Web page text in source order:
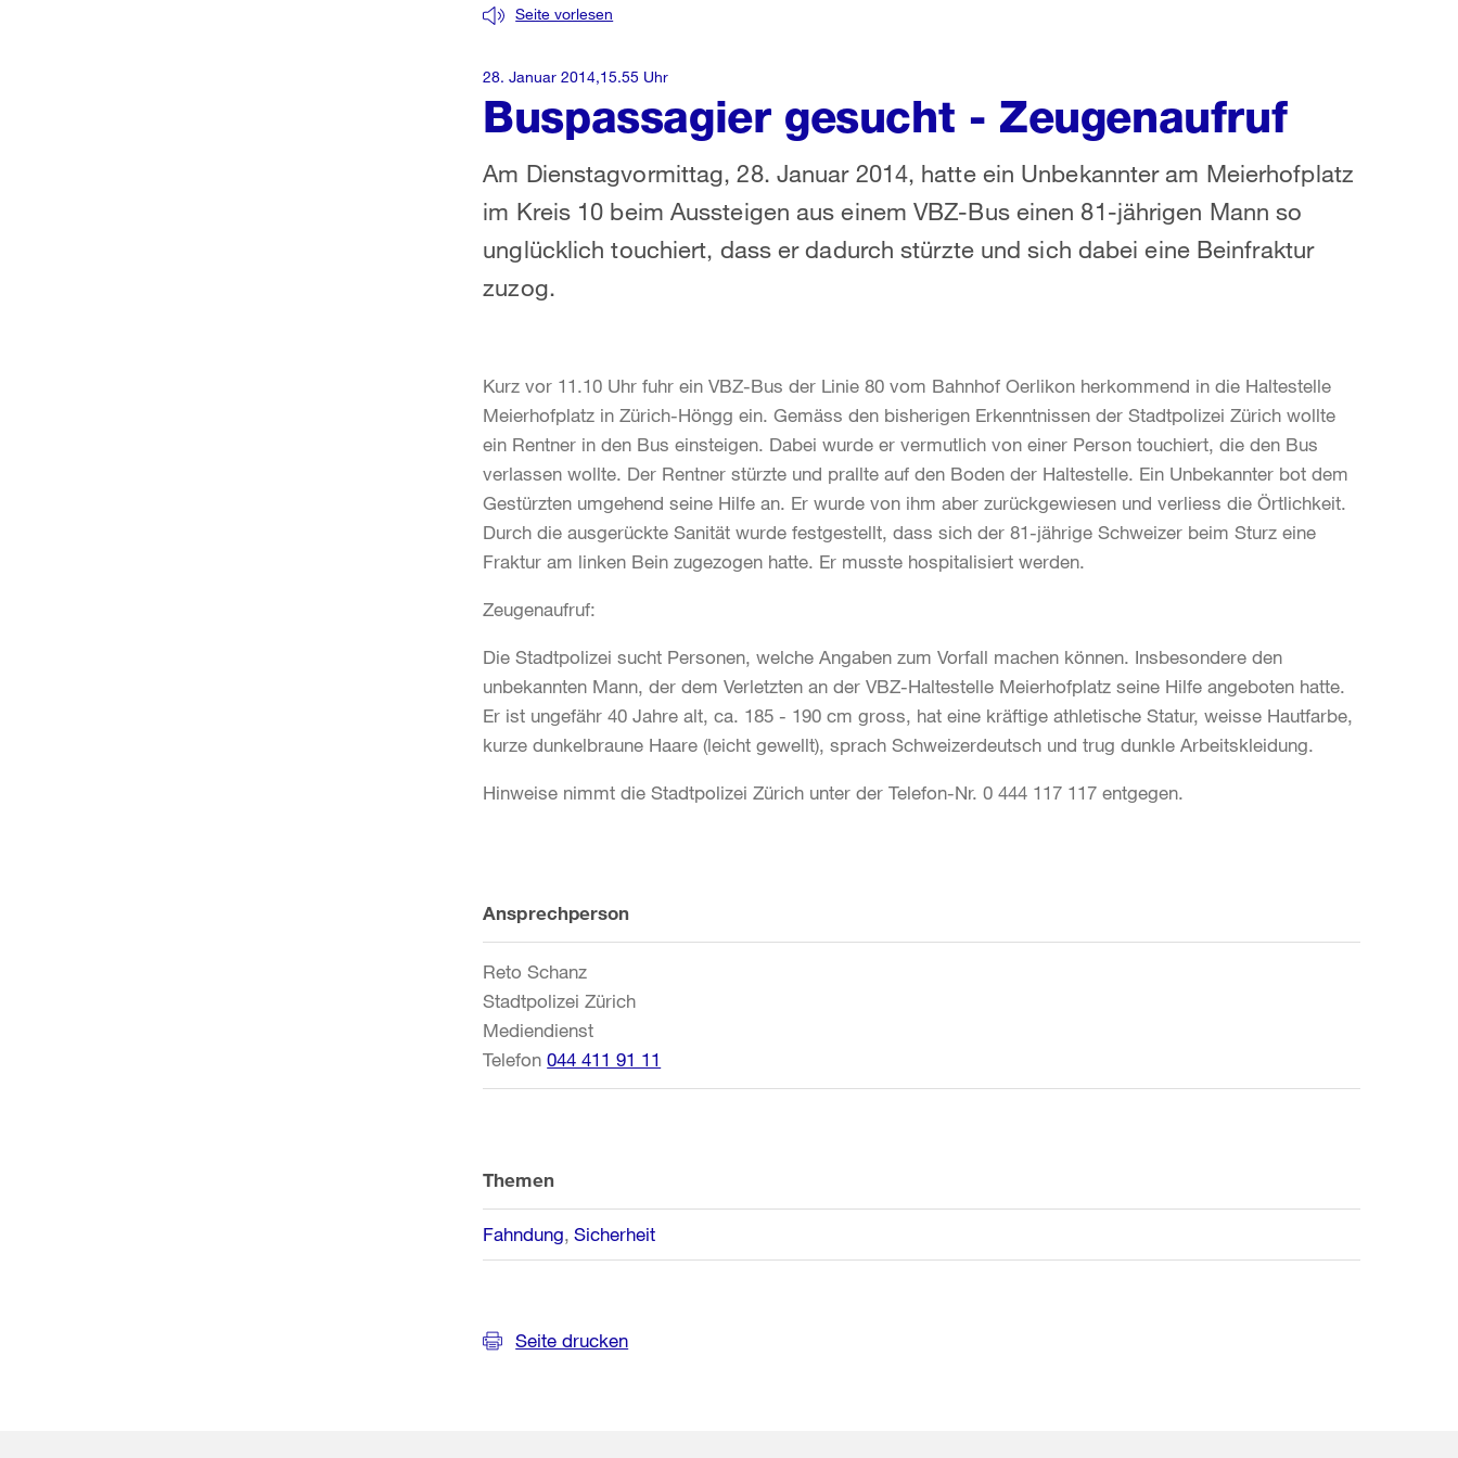
Buspassagier gesucht - Zeugenaufruf
Seite vorlesen
Am Dienstagvormittag, 28. Januar 2014, hatte ein Unbekannter am Meierhofplatz
im Kreis 10 beim Aussteigen aus einem VBZ-Bus einen 81-jährigen Mann so
unglücklich touchiert, dass er dadurch stürzte und sich dabei eine Beinfraktur
zuzog.
28. Januar 2014,15.55 Uhr
Kurz vor 11.10 Uhr fuhr ein VBZ-Bus der Linie 80 vom Bahnhof Oerlikon herkommend in die Haltestelle
Meierhofplatz in Zürich-Höngg ein. Gemäss den bisherigen Erkenntnissen der Stadtpolizei Zürich wollte
ein Rentner in den Bus einsteigen. Dabei wurde er vermutlich von einer Person touchiert, die den Bus
verlassen wollte. Der Rentner stürzte und prallte auf den Boden der Haltestelle. Ein Unbekannter bot dem
Gestürzten umgehend seine Hilfe an. Er wurde von ihm aber zurückgewiesen und verliess die Örtlichkeit.
Durch die ausgerückte Sanität wurde festgestellt, dass sich der 81-jährige Schweizer beim Sturz eine
Fraktur am linken Bein zugezogen hatte. Er musste hospitalisiert werden.
Zeugenaufruf:
Die Stadtpolizei sucht Personen, welche Angaben zum Vorfall machen können. Insbesondere den
unbekannten Mann, der dem Verletzten an der VBZ-Haltestelle Meierhofplatz seine Hilfe angeboten hatte.
Er ist ungefähr 40 Jahre alt, ca. 185 - 190 cm gross, hat eine kräftige athletische Statur, weisse Hautfarbe,
kurze dunkelbraune Haare (leicht gewellt), sprach Schweizerdeutsch und trug dunkle Arbeitskleidung.
Hinweise nimmt die Stadtpolizei Zürich unter der Telefon-Nr. 0 444 117 117 entgegen.
Weitere
Informationen
Ansprechperson
Reto Schanz
Stadtpolizei Zürich
Mediendienst
Telefon 044 411 91 11
Themen
Fahndung Sicherheit
Seite drucken